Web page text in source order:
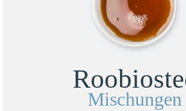
Mischungen